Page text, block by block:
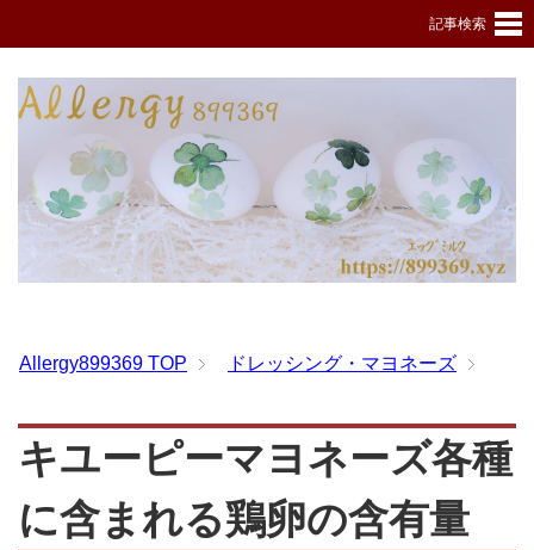
記事検索
Allergy899369 TOP ドレッシング・マヨネーズ
キユーピーマヨネーズ各種
に含まれる鶏卵の含有量